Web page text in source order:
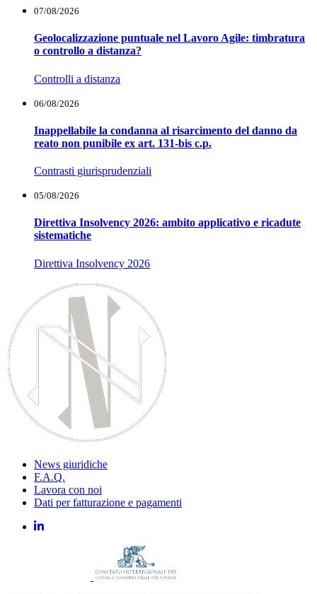
07/08/2026
Geolocalizzazione puntuale nel Lavoro Agile: timbratura
o controllo a distanza?
Controlli a distanza
06/08/2026
Inappellabile la condanna al risarcimento del danno da
reato non punibile ex art. 131-bis c.p.
Contrasti giurisprudenziali
05/08/2026
Direttiva Insolvency 2026: ambito applicativo e ricadute
sistematiche
Direttiva Insolvency 2026
News giuridiche
F.A.Q.
Lavora con noi
Dati per fatturazione e pagamenti